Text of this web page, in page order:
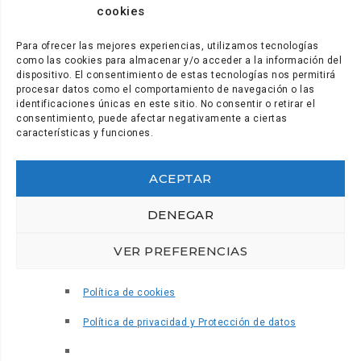
cookies
Para ofrecer las mejores experiencias, utilizamos tecnologías
como las cookies para almacenar y/o acceder a la información del
dispositivo. El consentimiento de estas tecnologías nos permitirá
procesar datos como el comportamiento de navegación o las
identificaciones únicas en este sitio. No consentir o retirar el
consentimiento, puede afectar negativamente a ciertas
características y funciones.
ACEPTAR
DENEGAR
VER PREFERENCIAS
Política de cookies
Política de privacidad y Protección de datos
Secretaría y comunicación: (+34) 922.28.95.21
Gabinete de comunicación: (+34) 922.28.95.21